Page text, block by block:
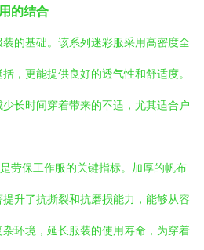
的结合
装的基础。该系列迷彩服采用高密度全
，更能提供良好的透气性和舒适度。
长时间穿着带来的不适，尤其适合户
是劳保工作服的关键指标。加厚的帆布
升了抗撕裂和抗磨损能力，能够从容
环境，延长服装的使用寿命，为穿着